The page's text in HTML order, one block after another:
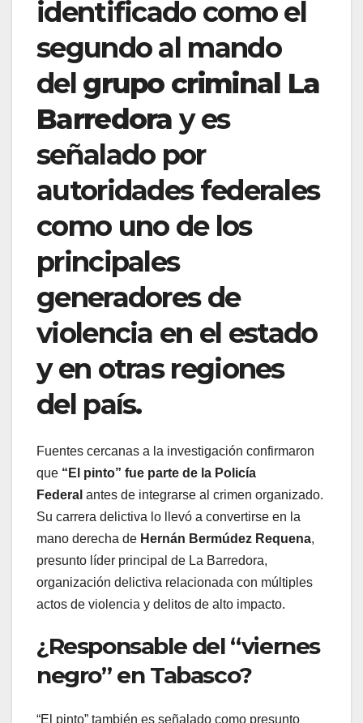
identificado como el
segundo al mando
del grupo criminal La
Barredora y es
señalado por
autoridades federales
como uno de los
principales
generadores de
violencia en el estado
y en otras regiones
del país.
Fuentes cercanas a la investigación confirmaron
que “El pinto” fue parte de la Policía
Federal antes de integrarse al crimen organizado.
Su carrera delictiva lo llevó a convertirse en la
mano derecha de Hernán Bermúdez Requena,
presunto líder principal de La Barredora,
organización delictiva relacionada con múltiples
actos de violencia y delitos de alto impacto.
¿Responsable del “viernes
negro” en Tabasco?
“El pinto” también es señalado como presunto